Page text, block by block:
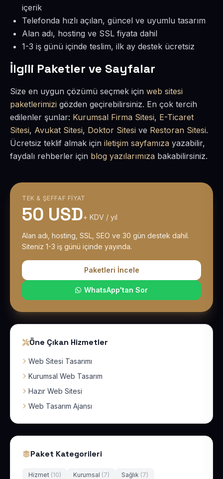
içerik
Telefonda hızlı açılan, güncel ve uyumlu tasarım
Alan adı, hosting ve SSL fiyata dahil
1-3 iş günü içinde teslim, ilk ay destek ücretsiz
İlgili Paketler ve Sayfalar
Size en uygun çözümü seçmek için web sitesi
paketlerimizi gözden geçirebilirsiniz. En çok tercih
edilenler şunlar: Kurumsal Firma Sitesi, E-Ticaret
Sitesi, Avukat Sitesi, Doktor Sitesi ve Restoran Sitesi.
Ücretsiz teklif almak için iletişim sayfamıza yazabilir,
faydalı rehberler için blog yazılarımıza bakabilirsiniz.
TEK & ŞEFFAF FIYAT
50 USD+ KDV / yıl
Alan adı, hosting, SSL, SEO ve 30 gün destek dahil.
Siteniz 1-3 iş günü içinde yayında.
Paketleri İncele
WhatsApp'tan Sor
Öne Çıkan Hizmetler
Web Sitesi Tasarımı
Kurumsal Web Tasarım
Hazır Web Sitesi
Web Tasarım Ajansı
Paket Kategorileri
Hizmet (10) Kurumsal (7) Sağlık (7)